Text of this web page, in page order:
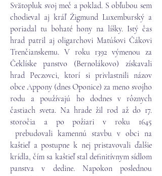
Svätopluk svoj meč a poklad. S obľubou sem
chodieval aj kráľ Žigmund Luxemburský a
poriadal tu bohaté hony na líšky. Istý čas
hrad patril aj oligarchovi Matúšovi Čákovi
Trenčianskemu. V roku 1392 výmenou za
Čeklíske panstvo (Bernolákovo) získavali
hrad Peczovci, ktorí si privlastnili názov
obce Appony (dnes Oponice) za meno svojho
rodu a používajú ho dodnes v rôznych
častiach sveta. Na hrade žil rod až do 17.
storočia a po požiari v roku 1645
prebudovali kamennú stavbu v obci na
kaštieľ a postupne k nej pristavovali ďalšie
krídla, čím sa kaštieľ stal definitívnym sídlom
panstva v dedine. Napokon poslednou